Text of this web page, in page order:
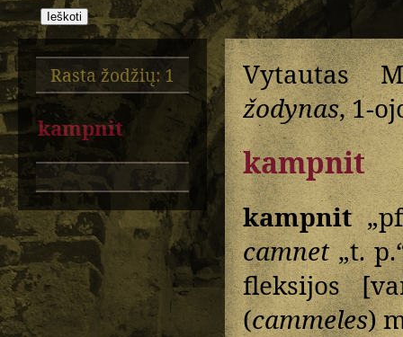
Rasta žodžių: 1
kampnit
Vytautas
žodynas, 1-
kampnit
kampnit
camnet„t.
fleksijos
(cammeles)